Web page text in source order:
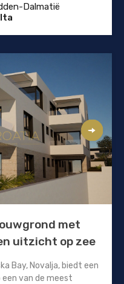
Dalmatië
met
uitzicht op zee
Bay, Novalja, biedt een
van de meest